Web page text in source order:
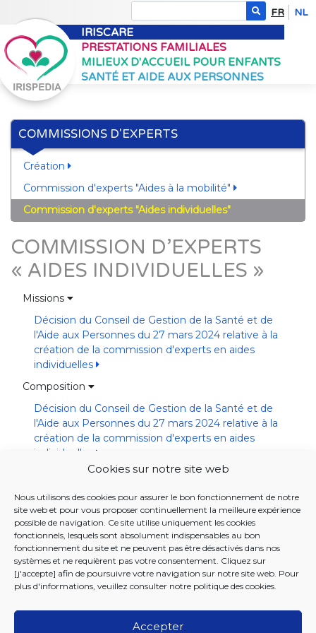
Cookies sur notre site web
Nous utilisons des cookies pour assurer le bon fonctionnement de notre
site web et pour vous proposer continuellement la meilleure expérience
possible de navigation. Ce site utilise uniquement les cookies
fonctionnels, lesquels sont absolument indispensables au bon
fonctionnement du site et ne peuvent pas être désactivés dans nos
systèmes et ne requièrent pas votre consentement. Cliquez sur
[j'accepte] afin de poursuivre votre navigation sur notre site web. Pour
plus d'informations, veuillez consulter notre politique des cookies.
Accepter
FR NL
IRISCARE
PRESTATIONS FAMILIALES
MILIEUX D'ACCUEIL POUR ENFANTS
SANTÉ ET AIDE AUX PERSONNES
COMMISSIONS D'EXPERTS
Création
Commission d'experts "Aides à la mobilité"
Commission d'experts "Aides individuelles"
COMMISSION D’EXPERTS
« AIDES INDIVIDUELLES »
Missions
Décision du Conseil de Gestion de la Santé et de
l'Aide aux Personnes du 27 mars 2024 relative à la
création de la commission d'experts en aides
individuelles
Composition
Décision du Conseil de Gestion de la Santé et de
l'Aide aux Personnes du 27 mars 2024 relative à la
création de la commission d'experts en aides
individuelles
Fonctionnement
Décision du Conseil de Gestion de la Santé et de
l'Aide aux Personnes du 27 mars 2024 relative à la
création de la commission d'experts en aides
individuelles - Modifiée par décision du Conseil le 26
novembre 2024
Règlement d'ordre intérieur de la commission
d'experts en aides individuelles